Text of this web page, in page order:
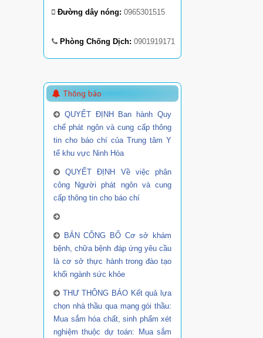
Đường dây nóng: 0965301515
Phòng Chống Dịch: 0901919171
Thông báo
QUYẾT ĐỊNH Ban hành Quy
chế phát ngôn và cung cấp thông
tin cho báo chí của Trung tâm Y
tế khu vực Ninh Hòa
QUYẾT ĐỊNH Về việc phân
công Người phát ngôn và cung
cấp thông tin cho báo chí
BẢN CÔNG BỐ Cơ sở khám
bệnh, chữa bệnh đáp ứng yêu cầu
là cơ sở thực hành trong đào tạo
khối ngành sức khỏe
THƯ THÔNG BÁO Kết quả lựa
chọn nhà thầu qua mạng gói thầu:
Mua sắm hóa chất, sinh phẩm xét
nghiệm thuộc dự toán: Mua sắm